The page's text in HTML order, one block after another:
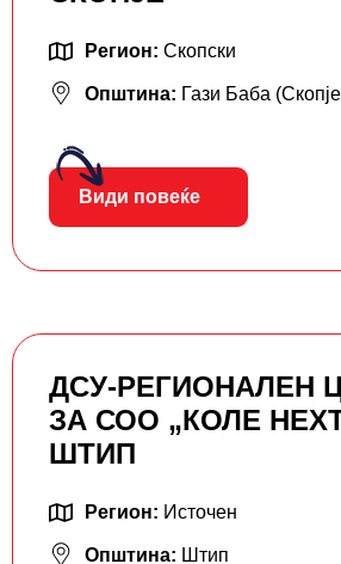
Регион: Скопски
Општина: Гази Баба
Види повеќе
ДСУ-РЕГИОНАЛЕН
ЗА СОО „КОЛЕ
ШТИП
Регион: Источен
Општина: Штип